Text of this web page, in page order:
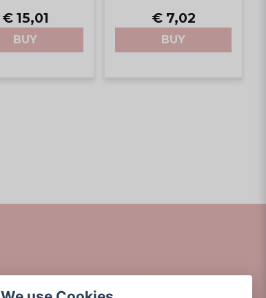
€ 15,01
BUY
€ 7,02
BUY